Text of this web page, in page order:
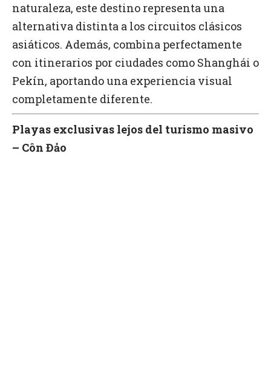
naturaleza, este destino representa una
alternativa distinta a los circuitos clásicos
asiáticos. Además, combina perfectamente
con itinerarios por ciudades como Shanghái o
Pekín, aportando una experiencia visual
completamente diferente.
Playas exclusivas lejos del turismo masivo
– Côn Đảo